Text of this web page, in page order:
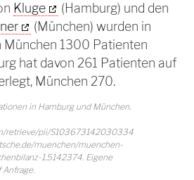
Kluge
(Hamburg) und den
(München) wurden in
München 1300 Patienten
hat davon 261 Patienten auf
München 270.
in Hamburg und München.
retrieve/pii/S103673142030334
muenchen/muenchen-
1.5142374. Eigene